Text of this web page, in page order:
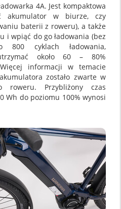
4A. Jest kompaktowa
akumulator w biurze, czy
baterii z roweru), a także
i wpiąć do go ładowania (bez
800 cyklach ładowania,
około 60 – 80%
informacji w temacie
zostało zwarte w
roweru. Przybliżony czas
Wh do poziomu 100% wynosi